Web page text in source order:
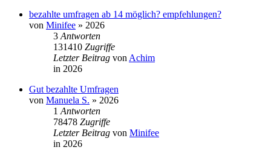
bezahlte umfragen ab 14 möglich? empfehlungen?
von Minifee » 2026
3 Antworten
131410 Zugriffe
Letzter Beitrag von Achim
in 2026
Gut bezahlte Umfragen
von Manuela S. » 2026
1 Antworten
78478 Zugriffe
Letzter Beitrag von Minifee
in 2026